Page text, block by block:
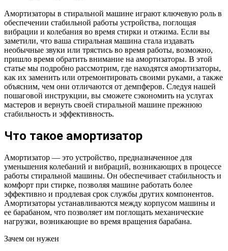
Амортизаторы в стиральной машине играют ключевую роль в
обеспечении стабильной работы устройства, поглощая
вибрации и колебания во время стирки и отжима. Если вы
заметили, что ваша стиральная машина стала издавать
необычные звуки или трястись во время работы, возможно,
пришло время обратить внимание на амортизаторы. В этой
статье мы подробно рассмотрим, где находятся амортизаторы,
как их заменить или отремонтировать своими руками, а также
объясним, чем они отличаются от демпферов. Следуя нашей
пошаговой инструкции, вы сможете сэкономить на услугах
мастеров и вернуть своей стиральной машине прежнюю
стабильность и эффективность.
Что такое амортизатор
Амортизатор — это устройство, предназначенное для
уменьшения колебаний и вибраций, возникающих в процессе
работы стиральной машины. Он обеспечивает стабильность и
комфорт при стирке, позволяя машине работать более
эффективно и продлевая срок службы других компонентов.
Амортизаторы устанавливаются между корпусом машины и
ее барабаном, что позволяет им поглощать механические
нагрузки, возникающие во время вращения барабана.
Зачем он нужен